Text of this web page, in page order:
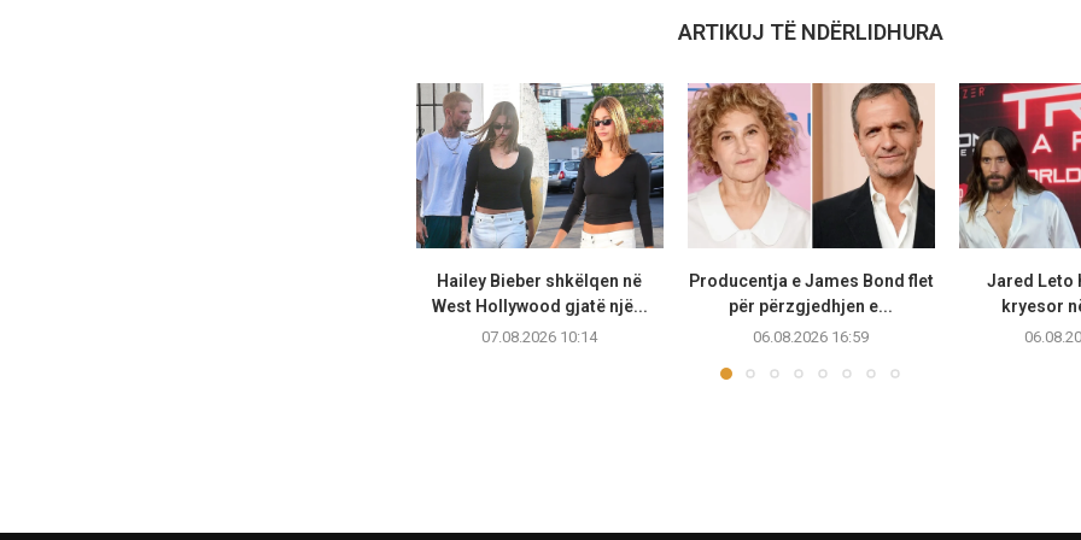
ARTIKUJ TË NDËRLIDHURA
Hailey Bieber shkëlqen në
West Hollywood gjatë një...
07.08.2026 10:14
Producentja e James Bond flet
për përzgjedhjen e...
06.08.2026 16:59
Jared Leto
kryesor